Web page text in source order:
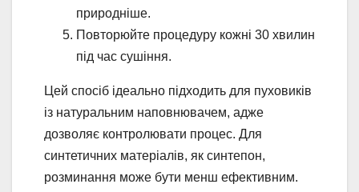
природніше.
Повторюйте процедуру кожні 30 хвилин
під час сушіння.
Цей спосіб ідеально підходить для пуховиків
із натуральним наповнювачем, адже
дозволяє контролювати процес. Для
синтетичних матеріалів, як синтепон,
розминання може бути менш ефективним.